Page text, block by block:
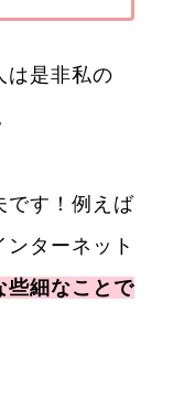
は是非私の
です！例えば
ンターネット
些細なことで